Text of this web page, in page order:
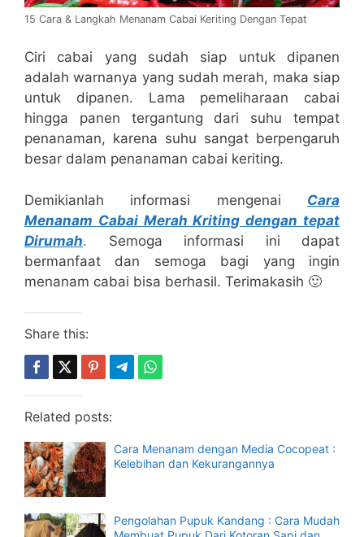
15 Cara & Langkah Menanam Cabai Keriting Dengan Tepat
Ciri cabai yang sudah siap untuk dipanen
adalah warnanya yang sudah merah, maka siap
untuk dipanen. Lama pemeliharaan cabai
hingga panen tergantung dari suhu tempat
penanaman, karena suhu sangat berpengaruh
besar dalam penanaman cabai keriting.
Demikianlah informasi mengenai Cara
Menanam Cabai Merah Kriting dengan tepat
Dirumah. Semoga informasi ini dapat
bermanfaat dan semoga bagi yang ingin
menanam cabai bisa berhasil. Terimakasih 🙂
Share this:
Related posts:
Cara Menanam dengan Media Cocopeat :
Kelebihan dan Kekurangannya
Pengolahan Pupuk Kandang : Cara Mudah